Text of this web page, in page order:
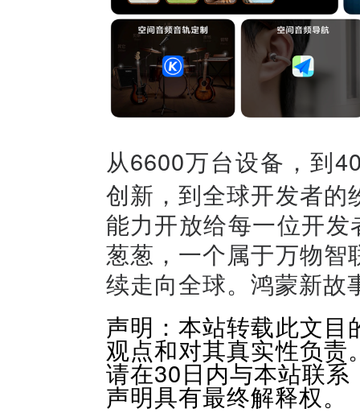
从6600万台设备，到
创新，到全球开发者
能力开放给每一位开发
葱葱，一个属于万物
续走向全球。鸿蒙新故
声明：本站转载此文
观点和对其真实性负
请在30日内与本站联
声明具有最终解释权。